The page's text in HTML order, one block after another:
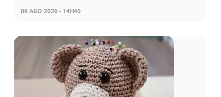
06 AGO 2026 - 14H40